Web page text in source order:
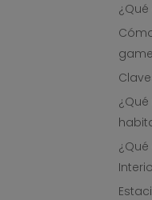
¿Qué